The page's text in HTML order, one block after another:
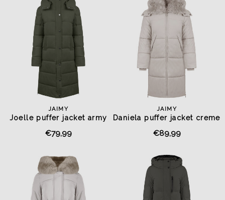
JAIMY
Joelle puffer jacket army
€79,99
JAIMY
Daniela puffer jacket creme
€89,99